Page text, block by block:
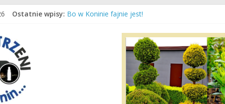
Ostatnie wpisy: Remont zakończony sukcesem!
Czas intensywnej pracy dla naszych ciepłowników!
Dzieciaki uczą się pływać!